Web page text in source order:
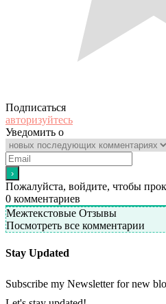
Подписаться
авторизуйтесь
Уведомить о
Пожалуйста, войдите, чтобы
0 комментариев
Межтекстовые Отзывы
Посмотреть все комментарии
Stay Updated
Subscribe my Newsletter for new